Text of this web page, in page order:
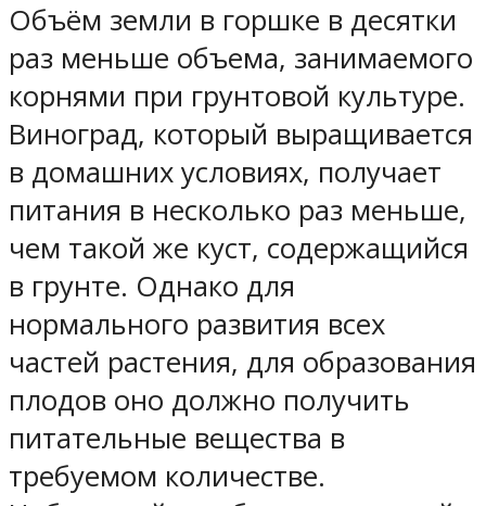
Объём земли в горшке в десятки
раз меньше объема, занимаемого
корнями при грунтовой культуре.
Виноград, который выращивается
в домашних условиях, получает
питания в несколько раз меньше,
чем такой же куст, содержащийся
в грунте. Однако для
нормального развития всех
частей растения, для образования
плодов оно должно получить
питательные вещества в
требуемом количестве.